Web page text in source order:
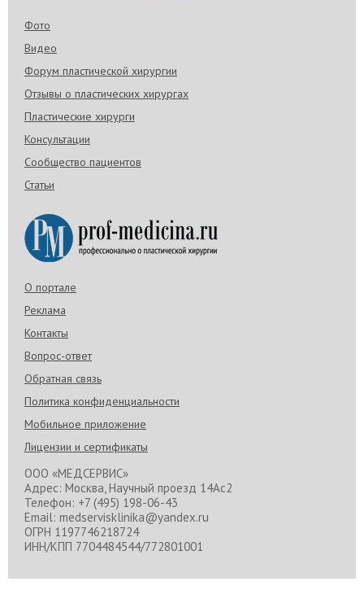
Фото
Видео
Форум пластической хирургии
Отзывы о пластических хирургах
Пластические хирурги
Консультации
Сообщество пациентов
Статьи
О портале
Реклама
Контакты
Вопрос-ответ
Обратная связь
Политика конфиденциальности
Мобильное приложение
Лицензии и сертификаты
ООО «МЕДСЕРВИС»
Адрес: Москва, Научный проезд 14Ас2
Телефон: +7 (495) 198-06-43
Email: medservisklinika@yandex.ru
ОГРН 1197746218724
ИНН/КПП 7704484544/772801001